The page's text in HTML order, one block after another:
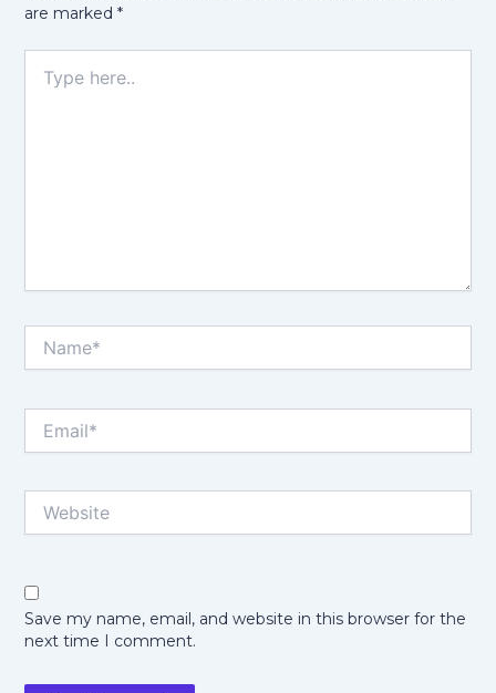
are marked *
here..
Save my name, email, and website in this browser for the
next time I comment.